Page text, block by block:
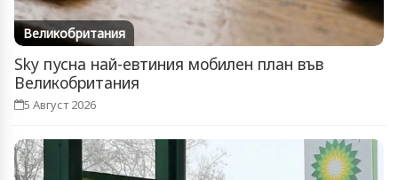
Великобритания
Sky пусна най-евтиния мобилен план във
Великобритания
5 Август 2026